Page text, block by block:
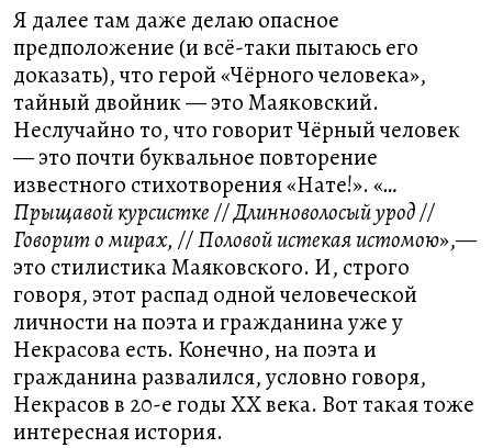
Я далее там даже делаю опасное
предположение (и всё-таки пытаюсь его
доказать), что герой «Чёрного человека»,
тайный двойник — это Маяковский.
Неслучайно то, что говорит Чёрный человек
— это почти буквальное повторение
известного стихотворения «Нате!». «…
Прыщавой курсистке // Длинноволосый урод //
Говорит о мирах, // Половой истекая истомою»,—
это стилистика Маяковского. И, строго
говоря, этот распад одной человеческой
личности на поэта и гражданина уже у
Некрасова есть. Конечно, на поэта и
гражданина развалился, условно говоря,
Некрасов в 20-е годы XX века. Вот такая тоже
интересная история.